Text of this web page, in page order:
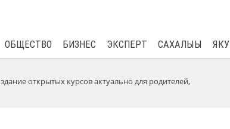
ОБЩЕСТВО БИЗНЕС ЭКСПЕРТ САХАЛЫЫ
открытых курсов актуально для родителей,